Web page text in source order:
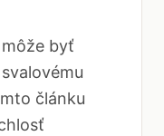
byť
článku